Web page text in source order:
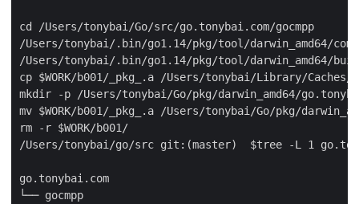
cd /Users/tonybai/Go/src/go.tonybai.com/gocmpp
/Users/tonybai/.bin/go1.14/pkg/tool/darwin_amd64/
/Users/tonybai/.bin/go1.14/pkg/tool/darwin_amd64/
cp $WORK/b001/_pkg_.a /Users/tonybai/Library/Caches/
mkdir -p /Users/tonybai/Go/pkg/darwin_amd64/
mv $WORK/b001/_pkg_.a /Users/tonybai/Go/pkg/
rm -r $WORK/b001/
/Users/tonybai/go/src git:(master)  $tree -L 1
go.tonybai.com
└── gocmpp